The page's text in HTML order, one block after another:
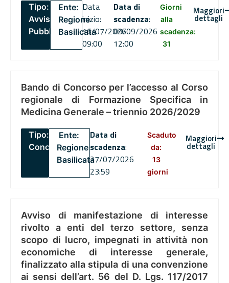
Tipo:
Avviso
Pubblico
Ente:
Regione
Basilicata
Data
inizio:
16/07/2026
09:00
Data di
scadenza:
09/09/2026
12:00
Giorni
alla
scadenza:
31
Maggiori
dettagli
Bando di Concorso per l’accesso al Corso
regionale di Formazione Specifica in
Medicina Generale – triennio 2026/2029
Tipo:
Concorsi
Ente:
Regione
Basilicata
Data di
scadenza:
27/07/2026
23:59
Scaduto
da:
13
giorni
Maggiori
dettagli
Avviso di manifestazione di interesse
rivolto a enti del terzo settore, senza
scopo di lucro, impegnati in attività non
economiche di interesse generale,
finalizzato alla stipula di una convenzione
ai sensi dell’art. 56 del D. Lgs. 117/2017